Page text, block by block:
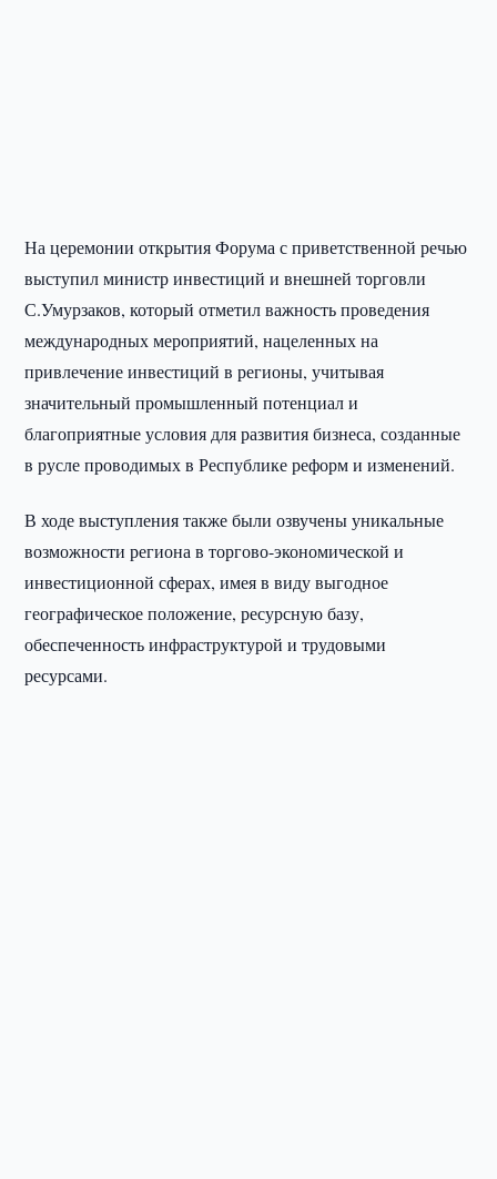
На церемонии открытия Форума с приветственной речью
выступил министр инвестиций и внешней торговли
С.Умурзаков, который отметил важность проведения
международных мероприятий, нацеленных на
привлечение инвестиций в регионы, учитывая
значительный промышленный потенциал и
благоприятные условия для развития бизнеса, созданные
в русле проводимых в Республике реформ и изменений.
В ходе выступления также были озвучены уникальные
возможности региона в торгово-экономической и
инвестиционной сферах, имея в виду выгодное
географическое положение, ресурсную базу,
обеспеченность инфраструктурой и трудовыми
ресурсами.